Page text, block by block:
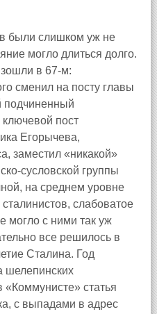
были слишком уж не
могло длиться долго.
в 67‑м:
сменил на посту главы
подчиненный
пост
Егорычева,
заместил «никакой»
группы
на среднем уровне
слабоватое
могло с ними так уж
все решилось в
Сталина. Год
шелепинских
«Коммунисте» статья
с выпадами в адрес